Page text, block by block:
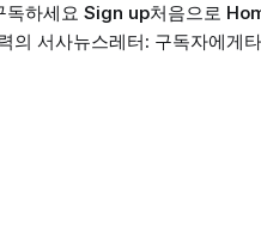
독하세요 Sign up처음으로
의 서사뉴스레터: 구독자에게